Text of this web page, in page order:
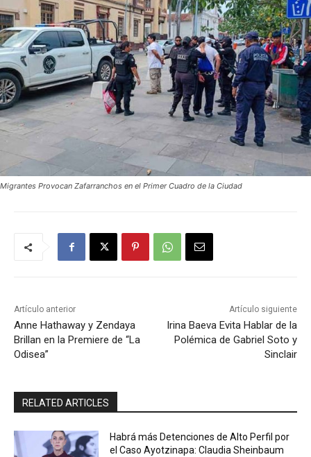
Migrantes Provocan Zafarranchos en el Primer Cuadro de la Ciudad
Artículo anterior
Anne Hathaway y Zendaya
Brillan en la Premiere de “La
Odisea”
Artículo siguiente
Irina Baeva Evita Hablar de la
Polémica de Gabriel Soto y
Sinclair
RELATED ARTICLES
Habrá más Detenciones de Alto Perfil por
el Caso Ayotzinapa: Claudia Sheinbaum